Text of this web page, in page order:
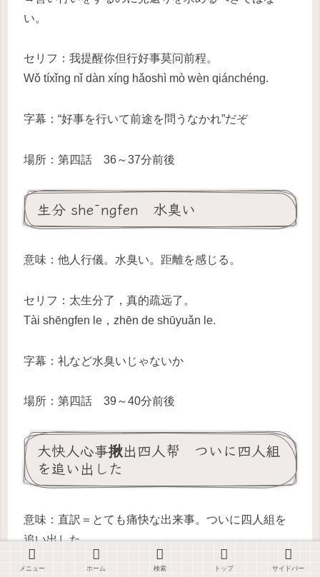
い。
セリフ：我提醒你但行好事莫问前程。
Wǒ tíxǐng nǐ dàn xíng hǎoshì mò wèn qiánchéng.
字幕：“好事を行いて前途を問うなかれ”だぞ
場所：第四話 36～37分前後
生分 shēngfen 水臭い
意味：他人行儀。水臭い。距離を感じる。
セリフ：太生分了，真的疏远了。
Tài shēngfen le，zhēn de shūyuǎn le.
字幕：礼など水臭いじゃないか
場所：第四話 39～40分前後
大快人心事揪出四人帮 ついに四人組
を追い出した
意味：直訳＝とても痛快な出来事。ついに四人組を
追い出した。
メニュー ホーム 検索 トップ サイドバー